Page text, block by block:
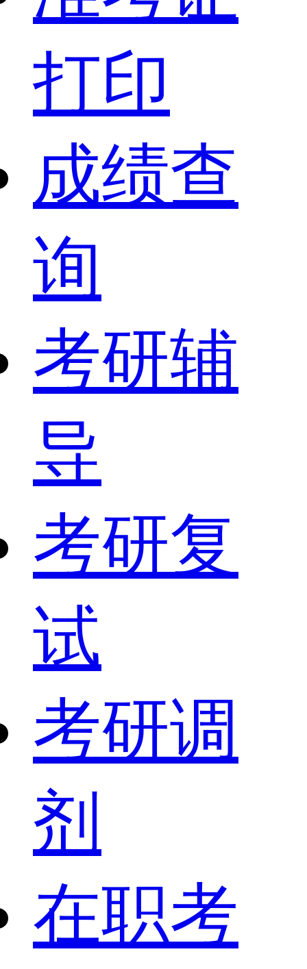
打印
成绩查
询
考研辅
导
考研复
试
考研调
剂
在职考